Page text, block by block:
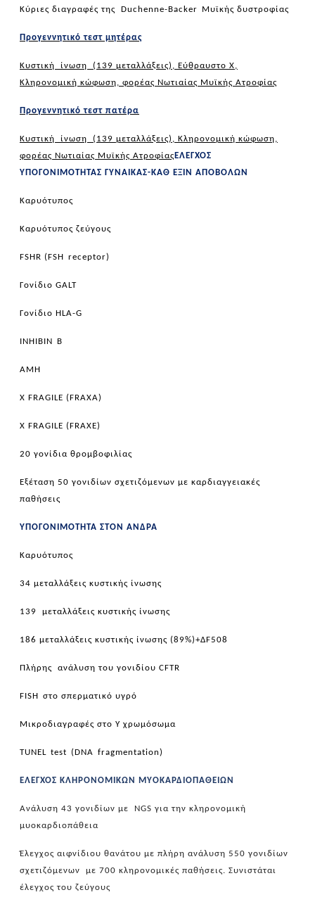
Κύριες διαγραφές της Duchenne-Backer Μυϊκής δυστροφίας
Προγεννητικό τεστ μητέρας
Κυστική ίνωση (139 μεταλλάξεις), Εύθραυστο Χ,
Κληρονομική κώφωση, φορέας Νωτιαίας Μυϊκής Ατροφίας
Προγεννητικό τεστ πατέρα
Κυστική ίνωση (139 μεταλλάξεις), Κληρονομική κώφωση,
φορέας Νωτιαίας Μυϊκής Ατροφίας ΕΛΕΓΧΟΣ
ΥΠΟΓΟΝΙΜΟΤΗΤΑΣ ΓΥΝΑΙΚΑΣ-ΚΑΘ ΕΞΙΝ ΑΠΟΒΟΛΩΝ
Καρυότυπος
Καρυότυπος ζεύγους
FSHR (FSH receptor)
Γονίδιο GALT
Γονίδιο HLA-G
INHIBIN B
AMH
X FRAGILE (FRAXA)
X FRAGILE (FRAXE)
20 γονίδια θρομβοφιλίας
Εξέταση 50 γονιδίων σχετιζόμενων με καρδιαγγειακές
παθήσεις
ΥΠΟΓΟΝΙΜΟΤΗΤΑ ΣΤΟΝ ΑΝΔΡΑ
Καρυότυπος
34 μεταλλάξεις κυστικής ίνωσης
139 μεταλλάξεις κυστικής ίνωσης
186 μεταλλάξεις κυστικής ίνωσης (89%)+ΔF508
Πλήρης ανάλυση του γονιδίου CFTR
FISH στο σπερματικό υγρό
Μικροδιαγραφές στο Υ χρωμόσωμα
TUNEL test (DNA fragmentation)
ΕΛΕΓΧΟΣ ΚΛΗΡΟΝΟΜΙΚΩΝ ΜΥΟΚΑΡΔΙΟΠΑΘΕΙΩΝ
Ανάλυση 43 γονιδίων με ΝGS για την κληρονομική
μυοκαρδιοπάθεια
Έλεγχος αιφνίδιου θανάτου με πλήρη ανάλυση 550 γονιδίων
σχετιζόμενων με 700 κληρονομικές παθήσεις. Συνιστάται
έλεγχος του ζεύγους